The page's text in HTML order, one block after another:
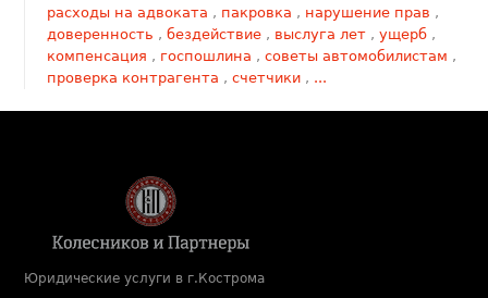
расходы на адвоката , пакровка , нарушение прав ,
доверенность ,бездействие , выслуга лет ,ущерб ,
компенсация , госпошлина ,советы автомобилистам ,
проверка контрагента ,счетчики , ...
Юридические услуги в г.Кострома